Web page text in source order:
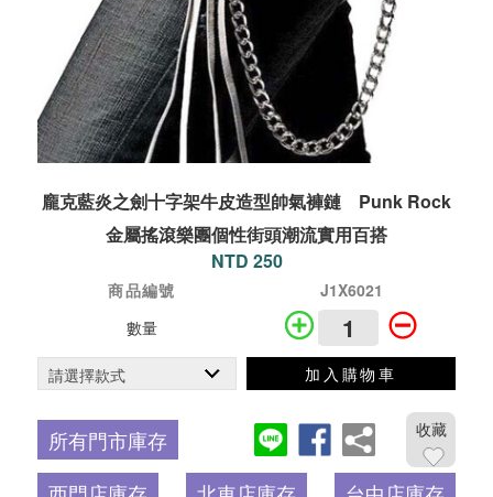
龐克藍炎之劍十字架牛皮造型帥氣褲鏈 Punk Rock
金屬搖滾樂團個性街頭潮流實用百搭
NTD 250
商品編號
J1X6021
數量
加入購物車
所有門市庫存 收藏